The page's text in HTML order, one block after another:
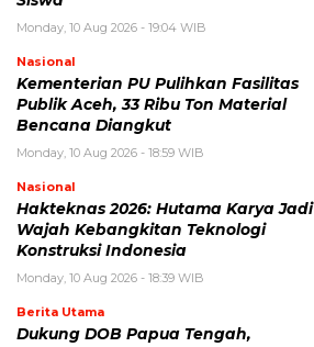
Monday, 10 Aug 2026 - 19:04 WIB
Nasional
Kementerian PU Pulihkan Fasilitas
Publik Aceh, 33 Ribu Ton Material
Bencana Diangkut
Monday, 10 Aug 2026 - 18:59 WIB
Nasional
Hakteknas 2026: Hutama Karya Jadi
Wajah Kebangkitan Teknologi
Konstruksi Indonesia
Monday, 10 Aug 2026 - 18:39 WIB
Berita Utama
Dukung DOB Papua Tengah,